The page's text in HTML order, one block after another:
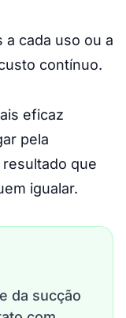
cada uso ou a
contínuo.
eficaz
pela
que
igualar.
da sucção